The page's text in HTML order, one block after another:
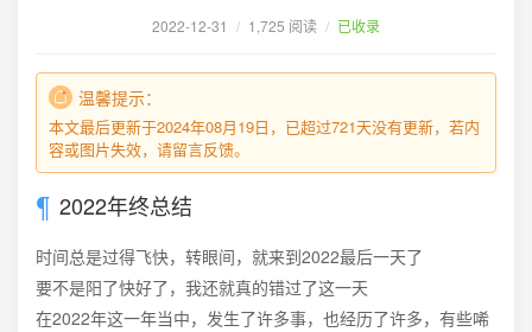
2022-12-31 / 1,725 阅读 / 已收录
温馨提示：
本文最后更新于2024年08月19日，已超过721天没有更新，若内
容或图片失效，请留言反馈。
2022年终总结
时间总是过得飞快，转眼间，就来到2022最后一天了
要不是阳了快好了，我还就真的错过了这一天
在2022年这一年当中，发生了许多事，也经历了许多，有些唏